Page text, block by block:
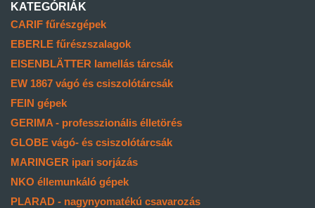
KATEGÓRIÁK
CARIF fűrészgépek
EBERLE fűrészszalagok
EISENBLÄTTER lamellás tárcsák
EW 1867 vágó és csiszolótárcsák
FEIN gépek
GERIMA - professzionális élletörés
GLOBE vágó- és csiszolótárcsák
MARINGER ipari sorjázás
NKO éllemunkáló gépek
PLARAD - nagynyomatékú csavarozás